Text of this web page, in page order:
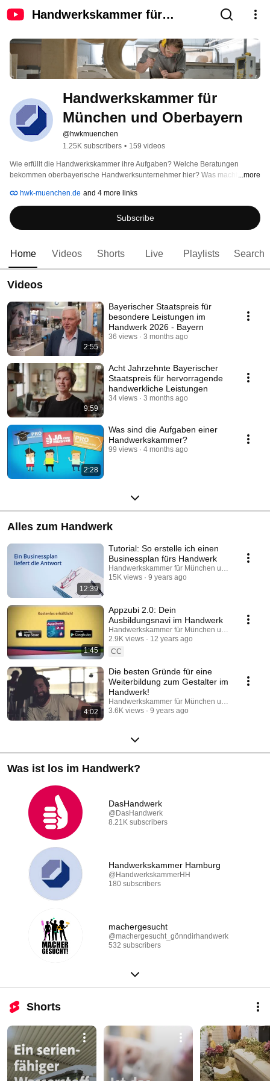
Handwerkskammer für
Handwerkskammer für
München und Oberbayern
@hwkmuenchen
1.25K subscribers • 159 videos
Wie erfüllt die Handwerkskammer ihre Aufgaben? Welche Beratungen
bekommen oberbayerische Handwerksunternehmer hier? Was macht das
München und Oberbayern gibt es Filme zu vielen Themen wie Beratung, zu
Veranstaltungen wie der jährlichen Meisterfeier, der Internationalen
Handwerksmesse aber auch Videos zu den Menschen, die für das
oberbayerische Handwerk stehen. Vom Seiler bis zur Trachtenschneiderin
...more
hwk-muenchen.de and 4 more links
Subscribe
Home Videos Shorts Live Playlists Search
Videos
2:55
Bayerischer Staatspreis für
besondere Leistungen im
Handwerk 2026 - Bayern
36 views 3 months ago
9:59
Acht Jahrzehnte Bayerischer
Staatspreis für hervorragende
handwerkliche Leistungen
34 views 3 months ago
2:28
Was sind die Aufgaben einer
Handwerkskammer?
99 views 4 months ago
Alles zum Handwerk
12:39
Tutorial: So erstelle ich einen
Businessplan fürs Handwerk
Handwerkskammer für München und Oberbayern
15K views
9 years ago
1:45
Appzubi 2.0: Dein
Ausbildungsnavi im Handwerk
Handwerkskammer für München und Oberbayern
2.9K views
12 years ago
CC
4:02
Die besten Gründe für eine
Weiterbildung zum Gestalter im
Handwerk!
Handwerkskammer für München und Oberbayern
3.6K views
9 years ago
Was ist los im Handwerk?
DasHandwerk
@DasHandwerk
8.21K subscribers
Handwerkskammer Hamburg
@HandwerkskammerHH
180 subscribers
machergesucht
@machergesucht_gönndirhandwerk
532 subscribers
Shorts